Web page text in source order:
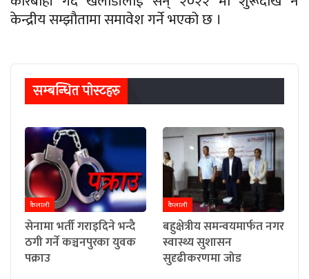
केन्द्रीय सम्झौतामा समावेश गर्ने भएको छ ।
सम्बन्धित पाेस्टहरु
कैलाली
सेनामा भर्ती गराइदिने भन्दै
ठगी गर्ने कञ्चनपुरका युवक
पक्राउ
कैलाली
बहुक्षेत्रीय समन्वयमार्फत नगर
स्वास्थ्य सुशासन
सुदृढीकरणमा जोड